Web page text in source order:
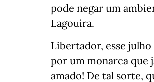
pode negar um
Lagouira.
Libertador, esse julho
por um monarca que
amado! De tal sorte,